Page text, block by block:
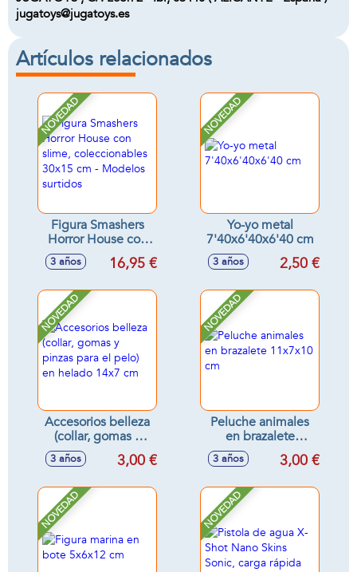
jugatoys@jugatoys.es
Artículos relacionados
NOVEDAD
Figura Smashers
Horror House con
slime,
coleccionables
Modelos surtidos
3 años 16,95 €
NOVEDAD
Yo-yo metal
7'40x6'40x6'40 cm
3 años 2,50 €
NOVEDAD
Accesorios belleza
(collar, gomas y
pinzas para el pelo)
en helado 14x7 cm
3 años 3,00 €
NOVEDAD
Peluche animales
en brazalete
11x7x10 cm
3 años 3,00 €
NOVEDAD NOVEDAD